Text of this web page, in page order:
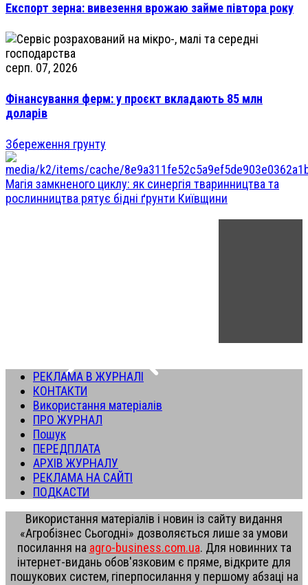
Експорт зерна: вивезення врожаю займе півтора року
серп. 07, 2026
Фінансування ферм: у проєкт вкладають 85 млн
доларів
Збереження грунту
Магія замкненого циклу: як синергія тваринництва та
рослинництва рятує бідні ґрунти Київщини
РЕКЛАМА В ЖУРНАЛІ
КОНТАКТИ
Використання матеріалів
ПРО ЖУРНАЛ
Пошук
ПЕРЕДПЛАТА
АРХІВ ЖУРНАЛУ
РЕКЛАМА НА САЙТІ
ПОДКАСТИ
Використання матеріалів і новин із сайту видання
«Агробізнес Сьогодні» дозволяється лише за умови
посилання на agro-business.com.ua. Для новинних та
інтернет-видань обов'язковим є пряме, відкрите для
пошукових систем, гіперпосилання у першому абзаці на